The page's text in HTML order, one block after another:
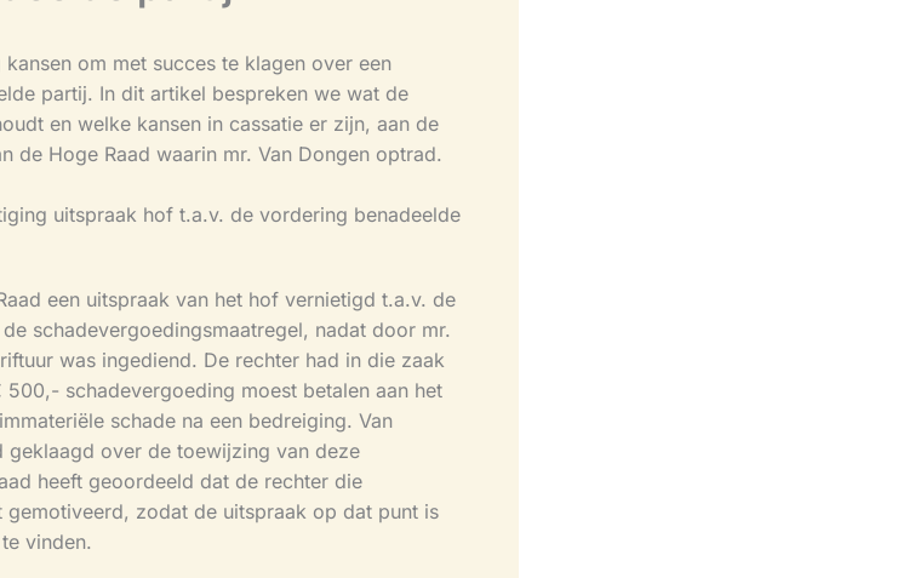
om met succes te klagen over een
partij. In dit artikel bespreken we wat de
en welke kansen in cassatie er zijn, aan de
de Hoge Raad waarin mr. Van Dongen optrad.
uitspraak hof t.a.v. de vordering benadeelde
een uitspraak van het hof vernietigd t.a.v. de
schadevergoedingsmaatregel, nadat door mr.
was ingediend. De rechter had in die zaak
schadevergoeding moest betalen aan het
schade na een bedreiging. Van
geklaagd over de toewijzing van deze
heeft geoordeeld dat de rechter die
zodat de uitspraak op dat punt is
te vinden.